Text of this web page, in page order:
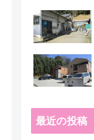
最近の投稿